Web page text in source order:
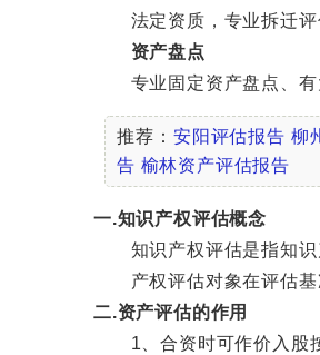
法定资质，专业拆迁评
资产盘点
专业固定资产盘点、有
推荐： 安阳评估报告 柳
告 榆林资产评估报告
一.知识产权评估概念
知识产权评估是指知识
产权评估对象在评估基
二.资产评估的作用
1、合资时可作价入股按